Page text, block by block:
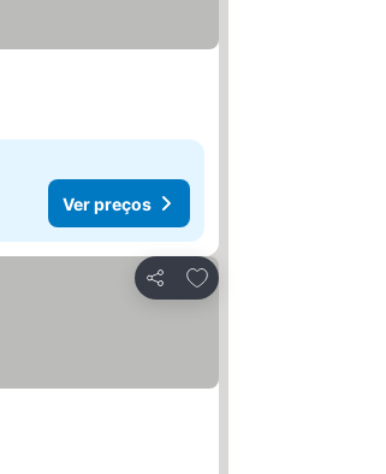
Ver preços
Partilhar
Adicionar aos favoritos